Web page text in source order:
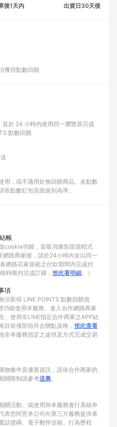
後1天內
出貨日30天後
獲得點數回饋
並於 24 小時內使用同一瀏覽器完成
點數回饋
用，或不適用於無回饋商品。各點數
點數紅包頁面規則為準。
帳
cookie功能，並取消廣告阻擋程式
網路商家後，請於24小時內並以同一
網路店家規範之付款期間內完成付
時限內完成訂購， 按此看明細。）
項
法取得 LINE POINTS 點數回饋資
功能使用本服務、進入合作網路商家
、使用非LINE指定合作商家之APP結
目前僅部份符合贈點資格， 按此查看
非本服務指定之途徑及方式完成交易
物條件及優惠資訊，請依合作商家的
關限制請參考這裏。
關活動、或使用與本服務進行系統串
表您同意本公司向第三方服務提供者
話號碼、電子郵件信箱、行為歷程